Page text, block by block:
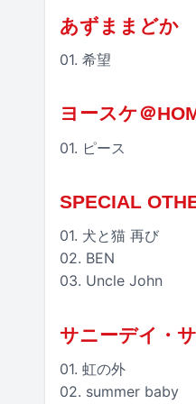
あずままどか
01. 希望
ヨースケ＠
01. ピース
SPECIAL
01. 犬と猫 再び
02. BEN
03. Uncle John
サニーデイ・
01. 虹の外
02. summer baby